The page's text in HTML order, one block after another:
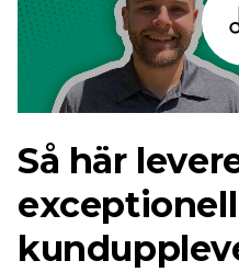
Så här
exceptionell